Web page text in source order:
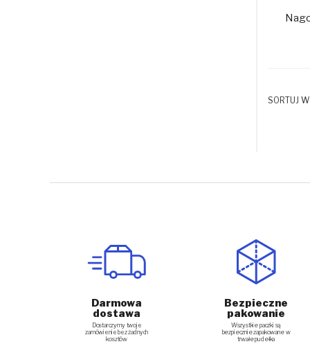
SORTUJ
Darmowa
dostawa
Dostarczymy twoje
zamówienie bez żadnych
kosztów
Bezpieczne
pakowanie
Wszystkie paczki są
bezpiecznie zapakowane w
trwałe pudełka